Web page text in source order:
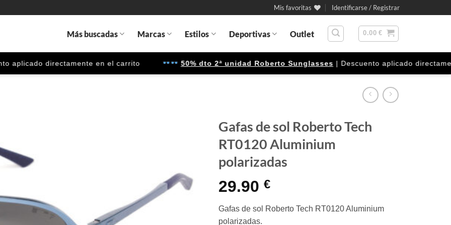
Mis favoritas Identificarse / Registrar
Más buscadas Marcas Estilos Deportivas Outlet 0.00€
directamente en el carrito 50% dto 2ª unidad Roberto Sunglasses | Descuento aplicado directamente
quiero
Gafas de sol Roberto Tech
RT0120 Aluminium
polarizadas
29.90 €
Gafas de sol Roberto Tech RT0120 Aluminium
polarizadas.